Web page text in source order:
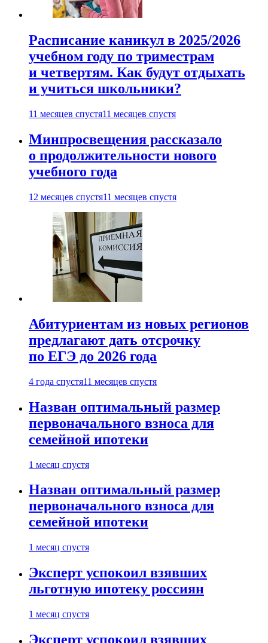
Расписание каникул в 2025/2026
учебном году по триместрам
и четвертям. Как будут отдыхать
и учиться школьники?
11 месяцев спустя11 месяцев спустя
Минпросвещения рассказало
о продолжительности нового
учебного года
12 месяцев спустя11 месяцев спустя
Абитуриентам из новых регионов
предлагают дать отсрочку
по ЕГЭ до 2026 года
4 года спустя11 месяцев спустя
Назван оптимальный размер
первоначального взноса для
семейной ипотеки
1 месяц спустя
Назван оптимальный размер
первоначального взноса для
семейной ипотеки
1 месяц спустя
Эксперт успокоил взявших
льготную ипотеку россиян
1 месяц спустя
Эксперт успокоил взявших